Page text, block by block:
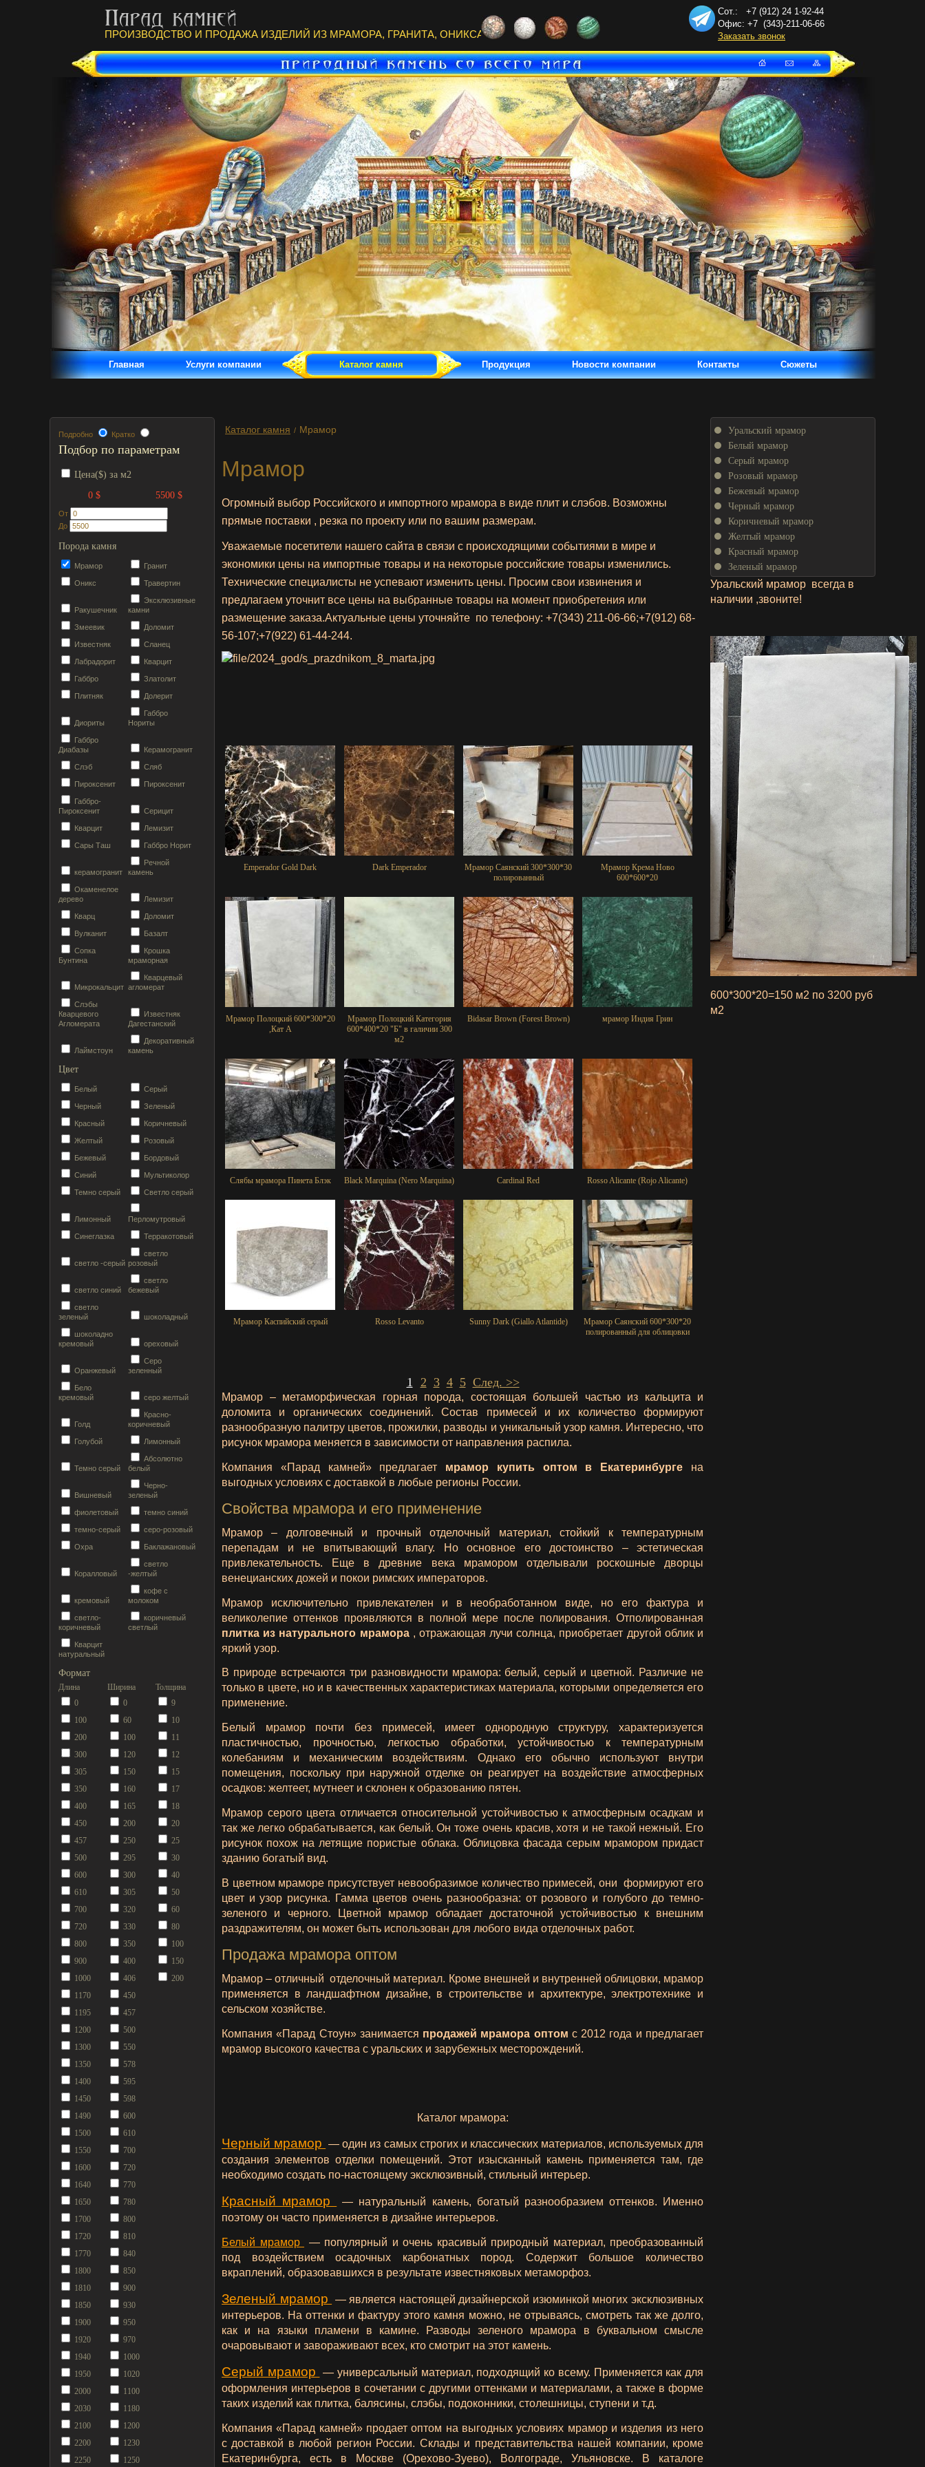
ПРОИЗВОДСТВО И ПРОДАЖА ИЗДЕЛИЙ ИЗ МРАМОРА, ГРАНИТА, ОНИКСА
Сот.: +7 (912) 24 1-92-44
Офис: +7 (343)-211-06-66
Заказать звонок
Главная Услуги компании Каталог камня Продукция Новости компании Контакты Сюжеты
Подробно Кратко
Подбор по параметрам
Цена($) за м2
0 $
5500 $
От
До
Порода камня
Мрамор Гранит
Оникс Травертин
Ракушечник
Эксклюзивные
камни
Змеевик Доломит
Известняк Сланец
Лабрадорит Кварцит
Габбро Златолит
Плитняк Долерит
Диориты
Габбро
Нориты
Габбро
Диабазы
Керамогранит
Слэб Сляб
Пироксенит Пироксенит
Габбро-
Пироксенит
Серицит
Кварцит Лемизит
Сары Таш Габбро Норит
керамогранит
Речной
камень
Окаменелое
дерево
Лемизит
Кварц Доломит
Вулканит Базалт
Сопка
Бунтина
Крошка
мраморная
Микрокальцит
Кварцевый
агломерат
Слэбы
Кварцевого
Агломерата
Известняк
Дагестанский
Лаймстоун
Декоративный
камень
Цвет
Белый Серый
Черный Зеленый
Красный Коричневый
Желтый Розовый
Бежевый Бордовый
Синий Мультиколор
Темно серый Светло серый
Лимонный Перломутровый
Синеглазка Терракотовый
светло -серый
светло
розовый
светло синий
светло
бежевый
светло
зеленый
шоколадный
шоколадно
кремовый
ореховый
Оранжевый
Серо
зеленный
Бело
кремовый
серо желтый
Голд
Красно-
коричневый
Голубой Лимонный
Темно серый
Абсолютно
белый
Вишневый
Черно-
зеленый
фиолетовый темно синий
темно-серый серо-розовый
Охра Баклажановый
Коралловый
светло
-желтый
кремовый
кофе с
молоком
светло-
коричневый
коричневый
светлый
Кварцит
натуральный
Формат
Длина
0
100
200
300
305
350
400
450
457
500
600
610
700
720
800
900
1000
1170
1195
1200
1300
1350
1400
1450
1490
1500
1550
1600
1640
1650
1700
1720
1770
1800
1810
1850
1900
1920
1940
1950
2000
2030
2100
2200
2250
Ширина
0
60
100
120
150
160
165
200
250
295
300
305
320
330
350
400
406
450
457
500
550
578
595
598
600
610
700
720
770
780
800
810
840
850
900
930
950
970
1000
1020
1100
1180
1200
1230
1250
Толщина
9
10
11
12
15
17
18
20
25
30
40
50
60
80
100
150
200
Каталог камня / Мрамор
Мрамор
Огромный выбор Российского и импортного мрамора в виде плит и слэбов. Возможны
прямые поставки , резка по проекту или по вашим размерам.
Уважаемые посетители нашего сайта в связи с происходящими событиями в мире и
экономики цены на импортные товары и на некоторые российские товары изменились.
Технические специалисты не успевают изменить цены. Просим свои извинения и
предлагаем уточнит все цены на выбранные товары на момент приобретения или
размещение заказа.Актуальные цены уточняйте по телефону: +7(343) 211-06-66;+7(912) 68-
56-107;+7(922) 61-44-244.
Emperador Gold Dark Dark Emperador
Мрамор Саянский 300*300*30
полированный
Мрамор Крема Ново
600*600*20
Мрамор Полоцкий 600*300*20
,Кат А
Мрамор Полоцкий Категория
600*400*20 "Б" в галичии 300
м2
Bidasar Brown (Forest Brown) мрамор Индия Грин
Слябы мрамора Пинета Блэк Black Marquina (Nero Marquina) Cardinal Red Rosso Alicante (Rojo Alicante)
Мрамор Каспийский серый Rosso Levanto Sunny Dark (Giallo Atlantide)
Мрамор Саянский 600*300*20
полированный для облицовки
1 2 3 4 5 След. >>
Мрамор – метаморфическая горная порода, состоящая большей частью из кальцита и
доломита и органических соединений. Состав примесей и их количество формируют
разнообразную палитру цветов, прожилки, разводы и уникальный узор камня. Интересно, что
рисунок мрамора меняется в зависимости от направления распила.
Компания «Парад камней» предлагает мрамор купить оптом в Екатеринбурге на
выгодных условиях с доставкой в любые регионы России.
Свойства мрамора и его применение
Мрамор – долговечный и прочный отделочный материал, стойкий к температурным
перепадам и не впитывающий влагу. Но основное его достоинство – эстетическая
привлекательность. Еще в древние века мрамором отделывали роскошные дворцы
венецианских дожей и покои римских императоров.
Мрамор исключительно привлекателен и в необработанном виде, но его фактура и
великолепие оттенков проявляются в полной мере после полирования. Отполированная
плитка из натурального мрамора , отражающая лучи солнца, приобретает другой облик и
яркий узор.
В природе встречаются три разновидности мрамора: белый, серый и цветной. Различие не
только в цвете, но и в качественных характеристиках материала, которыми определяется его
применение.
Белый мрамор почти без примесей, имеет однородную структуру, характеризуется
пластичностью, прочностью, легкостью обработки, устойчивостью к температурным
колебаниям и механическим воздействиям. Однако его обычно используют внутри
помещения, поскольку при наружной отделке он реагирует на воздействие атмосферных
осадков: желтеет, мутнеет и склонен к образованию пятен.
Мрамор серого цвета отличается относительной устойчивостью к атмосферным осадкам и
так же легко обрабатывается, как белый. Он тоже очень красив, хотя и не такой нежный. Его
рисунок похож на летящие пористые облака. Облицовка фасада серым мрамором придаст
зданию богатый вид.
В цветном мраморе присутствует невообразимое количество примесей, они формируют его
цвет и узор рисунка. Гамма цветов очень разнообразна: от розового и голубого до темно-
зеленого и черного. Цветной мрамор обладает достаточной устойчивостью к внешним
раздражителям, он может быть использован для любого вида отделочных работ.
Продажа мрамора оптом
Мрамор – отличный отделочный материал. Кроме внешней и внутренней облицовки, мрамор
применяется в ландшафтном дизайне, в строительстве и архитектуре, электротехнике и
сельском хозяйстве.
Компания «Парад Стоун» занимается продажей мрамора оптом с 2012 года и предлагает
мрамор высокого качества с уральских и зарубежных месторождений.
Каталог мрамора:
Черный мрамор — один из самых строгих и классических материалов, используемых для
создания элементов отделки помещений. Этот изысканный камень применяется там, где
необходимо создать по-настоящему эксклюзивный, стильный интерьер.
Красный мрамор
— натуральный камень, богатый разнообразием оттенков. Именно
поэтому он часто применяется в дизайне интерьеров.
Белый мрамор
— популярный и очень красивый природный материал, преобразованный
под воздействием осадочных карбонатных пород. Содержит большое количество
вкраплений, образовавшихся в результате известняковых метаморфоз.
Зеленый мрамор
— является настоящей дизайнерской изюминкой многих эксклюзивных
интерьеров. На оттенки и фактуру этого камня можно, не отрываясь, смотреть так же долго,
как и на языки пламени в камине. Разводы зеленого мрамора в буквальном смысле
очаровывают и завораживают всех, кто смотрит на этот камень.
Серый мрамор
— универсальный материал, подходящий ко всему. Применяется как для
оформления интерьеров в сочетании с другими оттенками и материалами, а также в форме
таких изделий как плитка, балясины, слэбы, подоконники, столешницы, ступени и т.д.
Компания «Парад камней» продает оптом на выгодных условиях мрамор и изделия из него
с доставкой в любой регион России. Склады и представительства нашей компании, кроме
Екатеринбурга, есть в Москве (Орехово-Зуево), Волгограде, Ульяновске. В каталоге
Уральский мрамор
Белый мрамор
Серый мрамор
Розовый мрамор
Бежевый мрамор
Черный мрамор
Коричневый мрамор
Желтый мрамор
Красный мрамор
Зеленый мрамор
Уральский мрамор всегда в
наличии ,звоните!
600*300*20=150 м2 по 3200 руб
м2